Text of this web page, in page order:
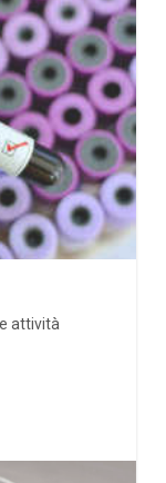
attività